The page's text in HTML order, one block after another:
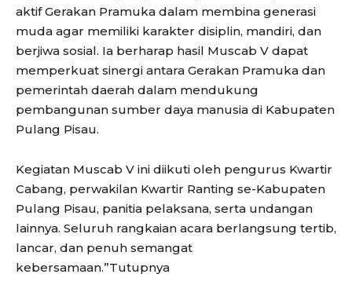
aktif Gerakan Pramuka dalam membina generasi
muda agar memiliki karakter disiplin, mandiri, dan
berjiwa sosial. Ia berharap hasil Muscab V dapat
memperkuat sinergi antara Gerakan Pramuka dan
pemerintah daerah dalam mendukung
pembangunan sumber daya manusia di Kabupaten
Pulang Pisau.
Kegiatan Muscab V ini diikuti oleh pengurus Kwartir
Cabang, perwakilan Kwartir Ranting se-Kabupaten
Pulang Pisau, panitia pelaksana, serta undangan
lainnya. Seluruh rangkaian acara berlangsung tertib,
lancar, dan penuh semangat
kebersamaan.”Tutupnya